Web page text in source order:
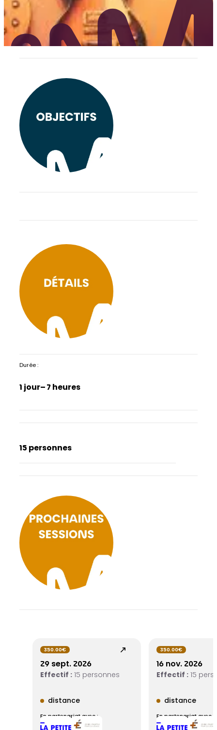
Durée :
1 jour– 7 heures
15 personnes
350.00€
29 sept. 2026
Effectif : 15 personnes
distance
En partenariat avec :
350.00€
16 nov. 2026
Effectif : 15
distance
En partenariat avec :